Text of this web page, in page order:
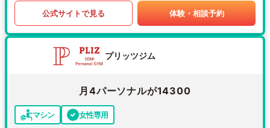
公式サイトで見る 体験・相談予約
プリッツジム
月4パーソナルが14300
マシン 女性専用